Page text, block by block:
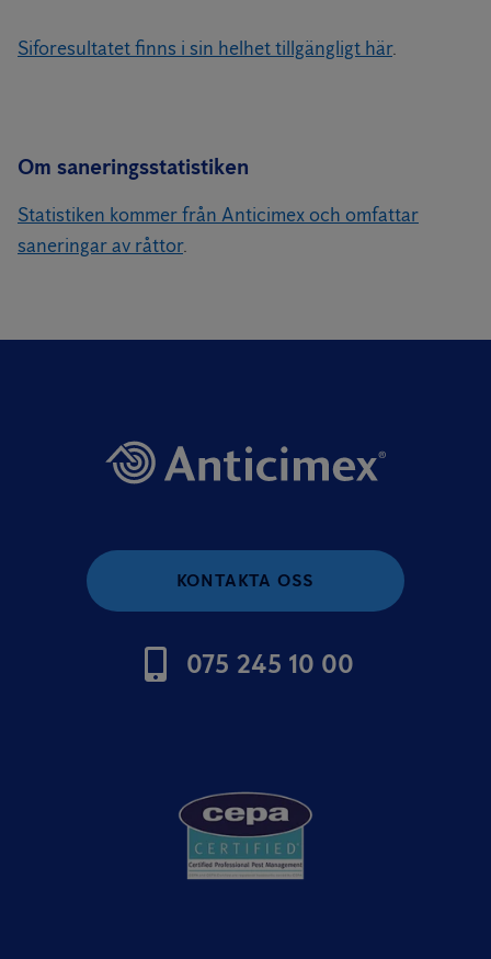
Siforesultatet finns i sin helhet tillgängligt här.
Om saneringsstatistiken
Statistiken kommer från Anticimex och omfattar
saneringar av råttor.
KONTAKTA OSS
075 245 10 00